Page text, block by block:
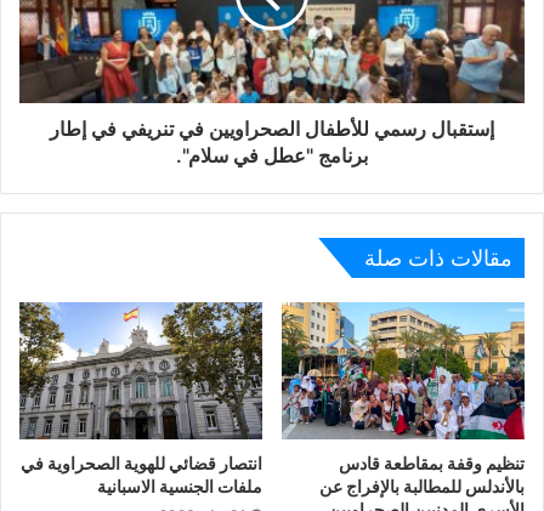
إستقبال رسمي للأطفال الصحراويين في تنريفي في إطار
برنامج "عطل في سلام".
مقالات ذات صلة
تنظيم وقفة بمقاطعة قادس
بالأندلس للمطالبة بالإفراج عن
انتصار قضائي للهوية الصحراوية في
ملفات الجنسية الاسبانية